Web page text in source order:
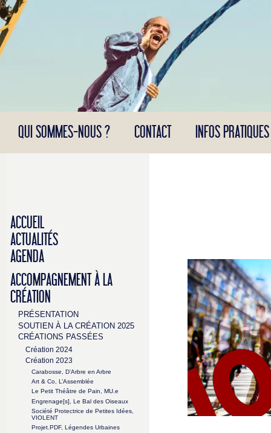
Panneau de gestion des cookies
QUI SOMMES-NOUS ? CONTACT INFOS PRATIQUES
ACCUEIL
ACTUALITÉS
AGENDA
ACCOMPAGNEMENT À LA
CRÉATION
PRÉSENTATION
SOUTIEN À LA CRÉATION 2025
CRÉATIONS PASSÉES
Création 2024
Création 2023
Carabosse, D’Arbre en Arbre
Art & Co, L’Assemblée
Le Petit Théâtre de Pain, MU.e
Engrenage[s], Le Bal des Oiseaux
Société Protectrice de Petites Idées,
VIOLENT
Projet.PDF, Légendes Urbaines